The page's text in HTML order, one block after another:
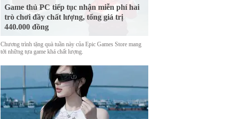
Game thủ PC tiếp tục nhận miễn phí hai
trò chơi đầy chất lượng, tổng giá trị
440.000 đồng
Chương trình tặng quà tuần này của Epic Games Store mang
tới những tựa game khá chất lượng.